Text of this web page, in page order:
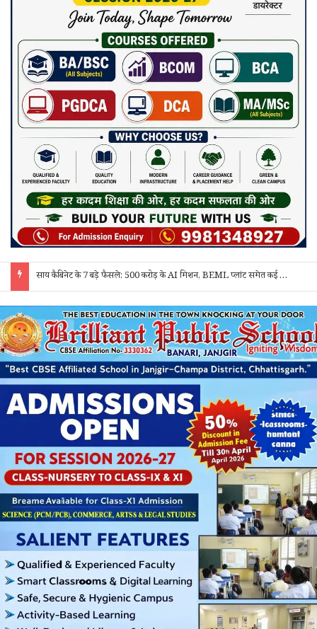
साय कैबिनेट के 7 बड़े फैसले: 500 करोड़ के AI मिशन, BEML प्लांट समेत कई अहम प्रस्तावों को मंजूरी